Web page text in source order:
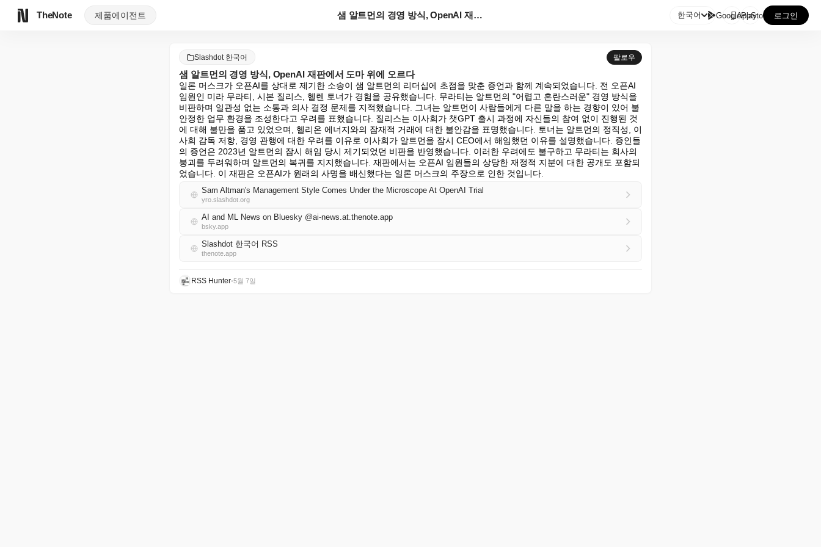
TheNote 제품에이전트 샘 알트먼의 경영 방식, OpenAI 재판에서 도마 위... 한국어 GooglePlay
AppStore 로그인
Slashdot 한국어 팔로우
샘 알트먼의 경영 방식, OpenAI 재판에서 도마 위에 오르다
일론 머스크가 오픈AI를 상대로 제기한 소송이 샘 알트먼의 리더십에 초점을 맞춘 증언과 함께 계속되었습니다. 전 오픈AI
임원인 미라 무라티, 시본 질리스, 헬렌 토너가 경험을 공유했습니다. 무라티는 알트먼의 "어렵고 혼란스러운" 경영 방식을
비판하며 일관성 없는 소통과 의사 결정 문제를 지적했습니다. 그녀는 알트먼이 사람들에게 다른 말을 하는 경향이 있어 불
안정한 업무 환경을 조성한다고 우려를 표했습니다. 질리스는 이사회가 챗GPT 출시 과정에 자신들의 참여 없이 진행된 것
에 대해 불만을 품고 있었으며, 헬리온 에너지와의 잠재적 거래에 대한 불안감을 표명했습니다. 토너는 알트먼의 정직성, 이
사회 감독 저항, 경영 관행에 대한 우려를 이유로 이사회가 알트먼을 잠시 CEO에서 해임했던 이유를 설명했습니다. 증인들
의 증언은 2023년 알트먼의 잠시 해임 당시 제기되었던 비판을 반영했습니다. 이러한 우려에도 불구하고 무라티는 회사의
붕괴를 두려워하며 알트먼의 복귀를 지지했습니다. 재판에서는 오픈AI 임원들의 상당한 재정적 지분에 대한 공개도 포함되
었습니다. 이 재판은 오픈AI가 원래의 사명을 배신했다는 일론 머스크의 주장으로 인한 것입니다.
Sam Altman's Management Style Comes Under the Microscope At OpenAI Trial
yro.slashdot.org
AI and ML News on Bluesky @ai-news.at.thenote.app
bsky.app
Slashdot 한국어 RSS
thenote.app
RSS Hunter•5월 7일